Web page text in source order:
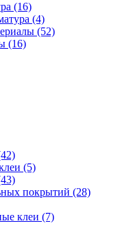
(16)
(4)
(52)
(16)
(5)
покрытий (28)
клеи (7)